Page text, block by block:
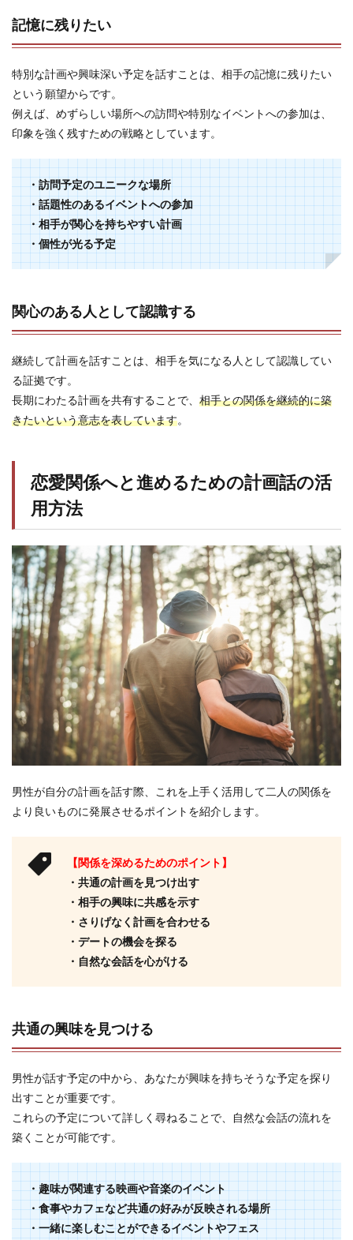
記憶に残りたい
特別な計画や興味深い予定を話すことは、相手の記憶に残りたい
という願望からです。
例えば、めずらしい場所への訪問や特別なイベントへの参加は、
印象を強く残すための戦略としています。
・訪問予定のユニークな場所
・話題性のあるイベントへの参加
・相手が関心を持ちやすい計画
・個性が光る予定
関心のある人として認識する
継続して計画を話すことは、相手を気になる人として認識してい
る証拠です。
長期にわたる計画を共有することで、 相手との関係を継続的に築
きたいという意志を表しています。
恋愛関係へと進めるための計画話の活
用方法
男性が自分の計画を話す際、これを上手く活用して二人の関係を
より良いものに発展させるポイントを紹介します。
【関係を深めるためのポイント】
・共通の計画を見つけ出す
・相手の興味に共感を示す
・さりげなく計画を合わせる
・デートの機会を探る
・自然な会話を心がける
共通の興味を見つける
男性が話す予定の中から、あなたが興味を持ちそうな予定を探り
出すことが重要です。
これらの予定について詳しく尋ねることで、自然な会話の流れを
築くことが可能です。
・趣味が関連する映画や音楽のイベント
・食事やカフェなど共通の好みが反映される場所
・一緒に楽しむことができるイベントやフェス